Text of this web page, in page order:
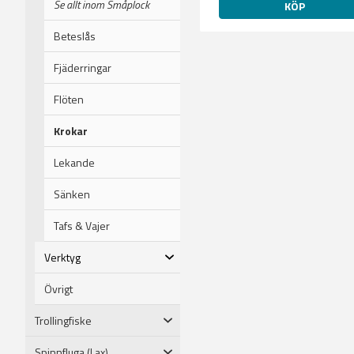
Se allt inom Småplock
Beteslås
Fjäderringar
Flöten
Krokar
Lekande
Sänken
Tafs & Vajer
Verktyg
Övrigt
Trollingfiske
KÖP